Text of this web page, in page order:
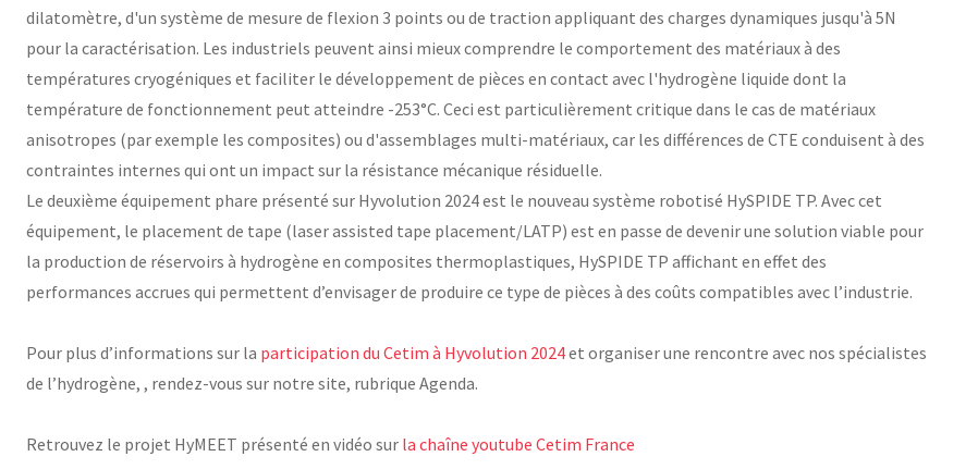
dilatomètre, d'un système de mesure de flexion 3 points ou de traction appliquant des charges dynamiques jusqu'à 5N
pour la caractérisation. Les industriels peuvent ainsi mieux comprendre le comportement des matériaux à des
températures cryogéniques et faciliter le développement de pièces en contact avec l'hydrogène liquide dont la
température de fonctionnement peut atteindre -253°C. Ceci est particulièrement critique dans le cas de matériaux
anisotropes (par exemple les composites) ou d'assemblages multi-matériaux, car les différences de CTE conduisent à des
contraintes internes qui ont un impact sur la résistance mécanique résiduelle.
Le deuxième équipement phare présenté sur Hyvolution 2024 est le nouveau système robotisé HySPIDE TP. Avec cet
équipement, le placement de tape (laser assisted tape placement/LATP) est en passe de devenir une solution viable pour
la production de réservoirs à hydrogène en composites thermoplastiques, HySPIDE TP affichant en effet des
performances accrues qui permettent d’envisager de produire ce type de pièces à des coûts compatibles avec l’industrie.
Pour plus d’informations sur la participation du Cetim à Hyvolution 2024et organiser une rencontre avec nos spécialistes
de l’hydrogène, , rendez-vous sur notre site, rubrique Agenda.
Retrouvez le projet HyMEET présenté en vidéo sur la chaîne youtube Cetim France